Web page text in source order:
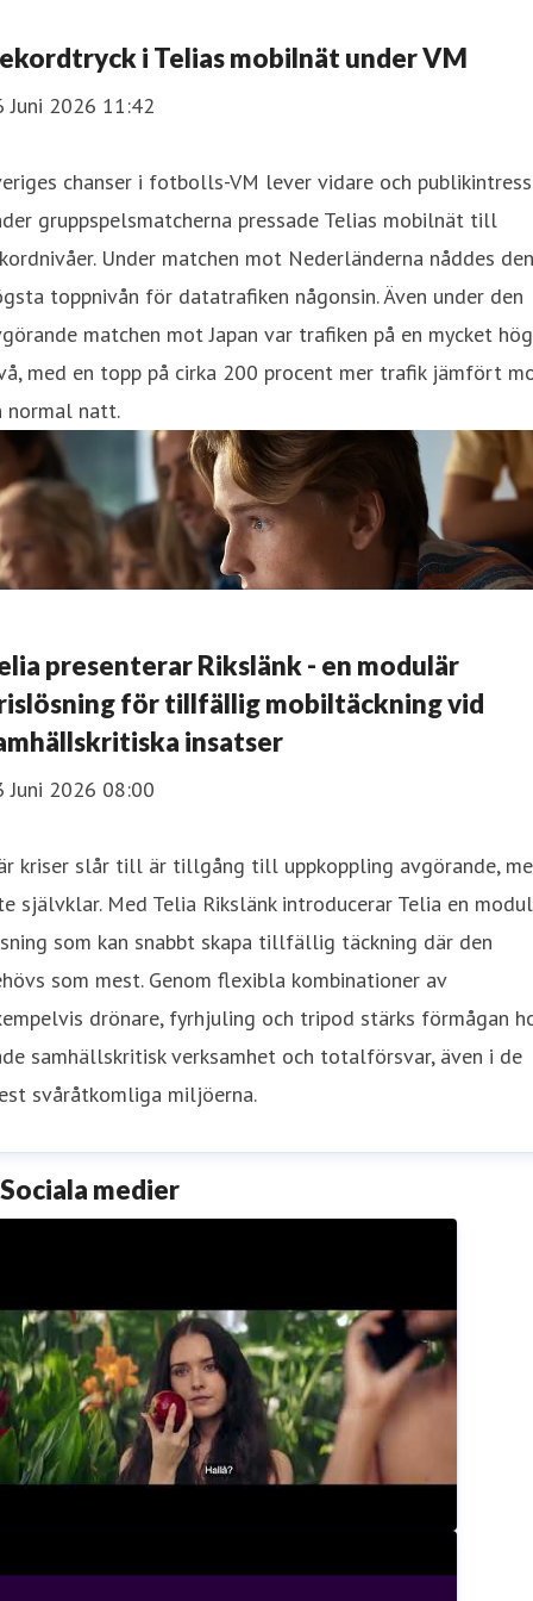
i Telias mobilnät under VM
Juni 2026 11:42
chanser i fotbolls-VM lever vidare och
gruppspelsmatcherna pressade Telias mobilnät till
Under matchen mot Nederländerna nåddes den
toppnivån för datatrafiken någonsin. Även under den
matchen mot Japan var trafiken på en mycket hög
med en topp på cirka 200 procent mer trafik jämfört
normal natt.
presenterar Rikslänk - en modulär
för tillfällig mobiltäckning vid
insatser
Juni 2026 08:00
kriser slår till är tillgång till uppkoppling avgörande,
självklar. Med Telia Rikslänk introducerar Telia en
som kan snabbt skapa tillfällig täckning där den
som mest. Genom flexibla kombinationer av
drönare, fyrhjuling och tripod stärks förmågan
samhällskritisk verksamhet och totalförsvar, även i de
svåråtkomliga miljöerna.
Sociala medier